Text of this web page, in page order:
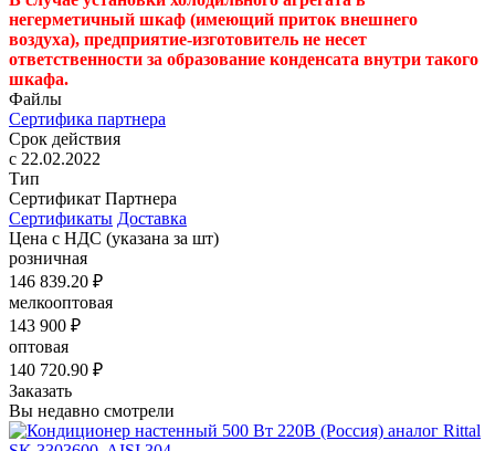
негерметичный шкаф (имеющий приток внешнего
воздуха), предприятие-изготовитель не несет
ответственности за образование конденсата внутри такого
шкафа.
Файлы
Сертифика партнера
Срок действия
с 22.02.2022
Тип
Сертификат Партнера
Сертификаты Доставка
Цена с НДС (указана за шт)
розничная
146 839.20 ₽
мелкооптовая
143 900 ₽
оптовая
140 720.90 ₽
Заказать
Вы недавно смотрели